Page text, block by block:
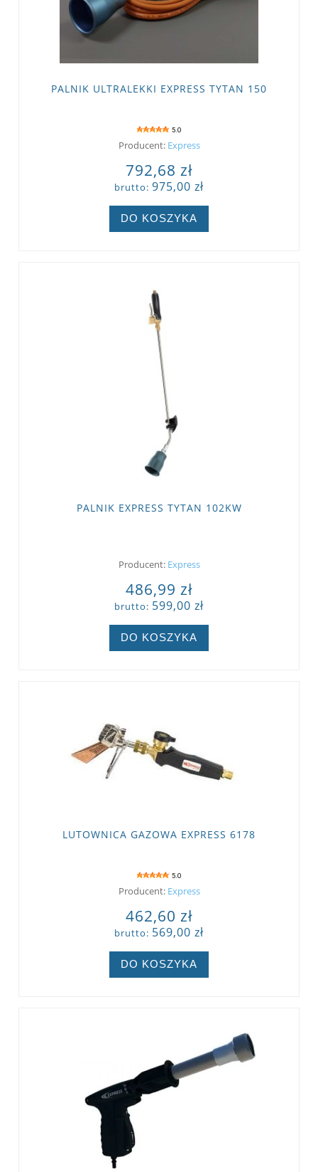
PALNIK ULTRALEKKI EXPRESS TYTAN 150
5.0
Producent: Express
792,68 zł
brutto: 975,00 zł
DO KOSZYKA
PALNIK EXPRESS TYTAN 102KW
Producent: Express
486,99 zł
brutto: 599,00 zł
DO KOSZYKA
LUTOWNICA GAZOWA EXPRESS 6178
5.0
Producent: Express
462,60 zł
brutto: 569,00 zł
DO KOSZYKA